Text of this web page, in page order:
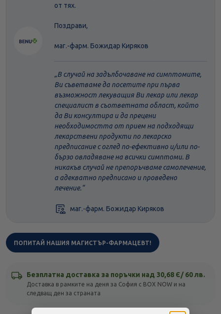
от тях.
Поздрави,
маг.-фарм. Божидар Киряков
В случай на задълбочаване на симптомите,
Ви съветваме да посетите при първа
възможност лекуващия Ви лекар или лекар
специалист в съответната област, който
да Ви консултира и да прецени
необходимостта от прием на подходящи
лекарствени продукти по лекарско
предписание с оглед по-ефективно и/или по-
бързо овладяване на всички симптоми. В
никакъв случай не препоръчваме самолечение,
а адекватно предписано и проведено
лечение.
маг.-фарм. Божидар Киряков
ПОПИТАЙ НАШИЯ МАГИСТЪР-ФАРМАЦЕВТ!
Безплатна доставка за поръчки над 30,68 Є/ 60 лв.
Доставка в рамките на деня за София с BOX NOW и на
следващ ден за страната